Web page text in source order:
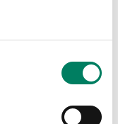
och G-Serien.